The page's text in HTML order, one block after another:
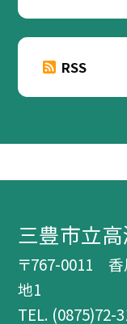
RSS
三豊市立
〒767-0011 香
地1
TEL. (0875)72-